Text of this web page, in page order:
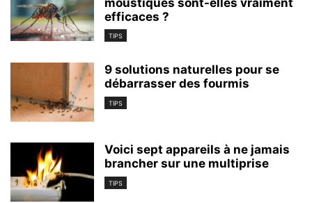
moustiques sont-elles vraiment
efficaces ?
TIPS
9 solutions naturelles pour se
débarrasser des fourmis
TIPS
Voici sept appareils à ne jamais
brancher sur une multiprise
TIPS